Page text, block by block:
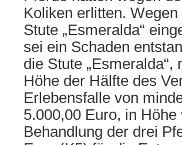
Koliken erlitten.
Stute „Esmeralda“
sei ein Schaden
die Stute
Höhe der Hälfte des
Erlebensfalle von
5.000,00 Euro, in
Behandlung der drei